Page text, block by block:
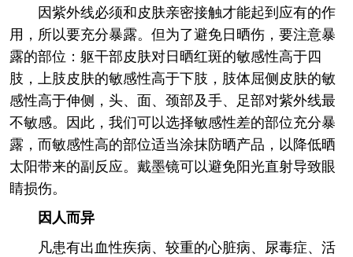
因紫外线必须和皮肤亲密接触才能起到应有的作
用，所以要充分暴露。但为了避免日晒伤，要注意暴
露的部位：躯干部皮肤对日晒红斑的敏感性高于四
肢，上肢皮肤的敏感性高于下肢，肢体屈侧皮肤的敏
感性高于伸侧，头、面、颈部及手、足部对紫外线最
不敏感。因此，我们可以选择敏感性差的部位充分暴
露，而敏感性高的部位适当涂抹防晒产品，以降低晒
太阳带来的副反应。戴墨镜可以避免阳光直射导致眼
睛损伤。
因人而异
凡患有出血性疾病、较重的心脏病、尿毒症、活